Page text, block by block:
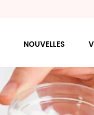
NOUVELLES